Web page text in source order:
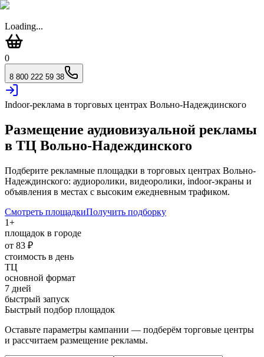
Loading...
0
8 800 222 59 38
Indoor-реклама в торговых центрах Вольно-Надеждинского
Размещение аудиовизуальной рекламы
в ТЦ Вольно-Надеждинского
Подберите рекламные площадки в торговых центрах Вольно-
Надеждинского: аудиоролики, видеоролики, indoor-экраны и
объявления в местах с высоким ежедневным трафиком.
Смотреть площадкиПолучить подборку
1+
площадок в городе
от 83 ₽
стоимость в день
ТЦ
основной формат
7 дней
быстрый запуск
Быстрый подбор площадок
Оставьте параметры кампании — подберём торговые центры
и рассчитаем размещение рекламы.